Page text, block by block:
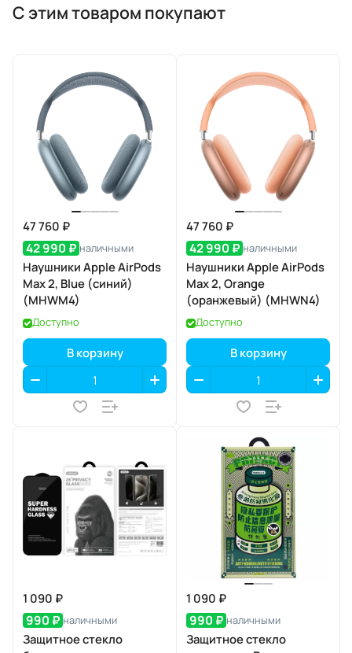
С этим товаром покупают
47 760 ₽
42 990 ₽ наличными
Наушники Apple AirPods
Max 2, Blue (синий)
(MHWM4)
Доступно
В корзину
47 760 ₽
42 990 ₽ наличными
Наушники Apple AirPods
Max 2, Orange
(оранжевый) (MHWN4)
Доступно
В корзину
1 090 ₽
990 ₽ наличными
Защитное стекло
1 090 ₽
990 ₽ наличными
Защитное стекло